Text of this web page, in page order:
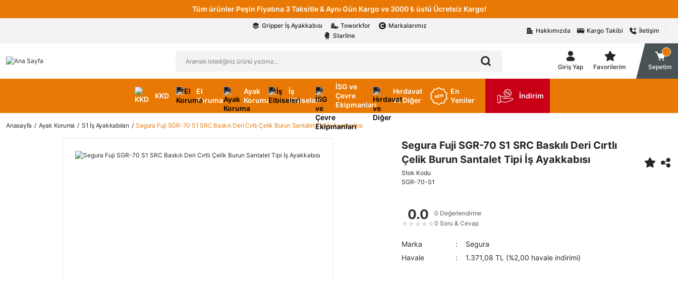
Tüm ürünler Peşin Fiyatına 3 Taksitle & Aynı Gün Kargo ve 3000 ₺ üstü Ücretsiz Kargo!
Gripper İş Ayakkabısı Toworkfor
Markalarımız
Starline
Hakkımızda Kargo Takibi İletişim
Giriş Yap Favorilerim Sepetim
KKD
El
Koruma
Ayak
Koruma
İş
Elbiseleri
İSG ve
Çevre
Ekipmanları
Hırdavat
ve Diğer
En
Yeniler
İndirim
Anasayfa Ayak Koruma S1 İş Ayakkabıları Segura Fuji SGR-70 S1 SRC Baskılı Deri Cırtlı Çelik Burun Santalet Tipi İş Ayakkabısı
Segura Fuji SGR-70 S1 SRC Baskılı Deri Cırtlı
Çelik Burun Santalet Tipi İş Ayakkabısı
Stok Kodu
SGR-70-S1
0.0
★ ★ ★ ★ ★
0 Değerlendirme
0 Soru & Cevap
Marka
Segura
Havale
1.371,08 TL (%2,00 havale indirimi)